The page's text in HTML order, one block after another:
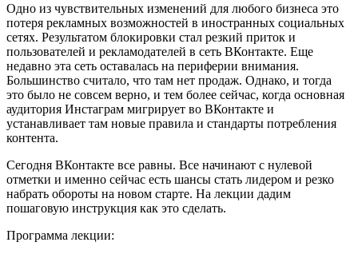
Одно из чувствительных изменений для любого бизнеса это
потеря рекламных возможностей в иностранных социальных
сетях. Результатом блокировки стал резкий приток и
пользователей и рекламодателей в сеть ВКонтакте. Еще
недавно эта сеть оставалась на периферии внимания.
Большинство считало, что там нет продаж. Однако, и тогда
это было не совсем верно, и тем более сейчас, когда основная
аудитория Инстаграм мигрирует во ВКонтакте и
устанавливает там новые правила и стандарты потребления
контента.
Сегодня ВКонтакте все равны. Все начинают с нулевой
отметки и именно сейчас есть шансы стать лидером и резко
набрать обороты на новом старте. На лекции дадим
пошаговую инструкция как это сделать.
Программа лекции: